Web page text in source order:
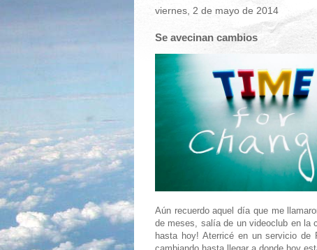
viernes, 2 de mayo de 2014
Se avecinan cambios
Aún recuerdo aquel día que me
de meses, salía de un videoclub en la
hasta hoy! Aterricé en un servicio